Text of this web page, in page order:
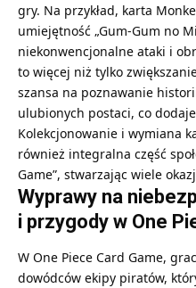
gry. Na przykład, karta
umiejętność „Gum-Gum no
niekonwencjonalne ataki i
to więcej niż tylko
szansa na poznawanie
ulubionych postaci, co
Kolekcjonowanie i wymiana
również integralna część
Game”, stwarzając wiele
Wyprawy na
i przygody w One
W One Piece Card Game,
dowódców ekipy piratów,